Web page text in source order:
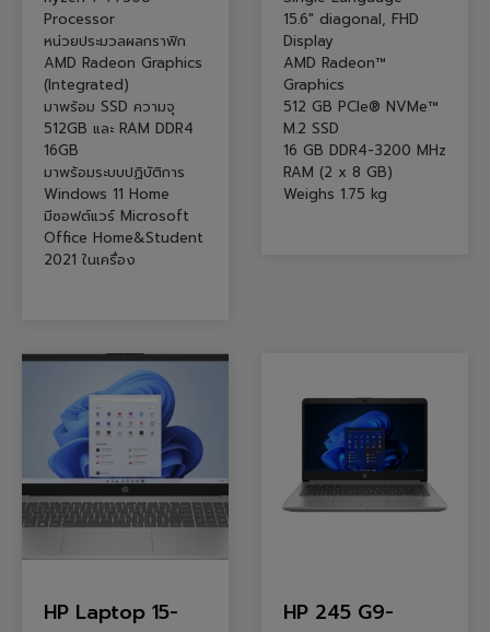
Processor
หน่วยประมวลผลกราฟิก
AMD Radeon Graphics
(Integrated)
มาพร้อม SSD ความจุ
512GB และ RAM DDR4
16GB
มาพร้อมระบบปฏิบัติการ
Windows 11 Home
มีซอฟต์แวร์ Microsoft
Office Home&Student
2021 ในเครื่อง
15.6″ diagonal, FHD
Display
AMD Radeon™
Graphics
512 GB PCIe® NVMe™
M.2 SSD
16 GB DDR4-3200 MHz
RAM (2 x 8 GB)
Weighs 1.75 kg
HP Laptop 15-
HP 245 G9-